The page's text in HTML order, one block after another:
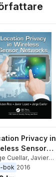
Privacy in
Sensor
Cuellar, Javier
,Ruben Rios
bok 2016